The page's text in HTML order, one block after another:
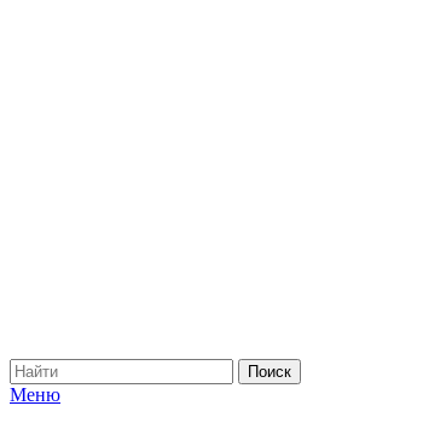
Меню